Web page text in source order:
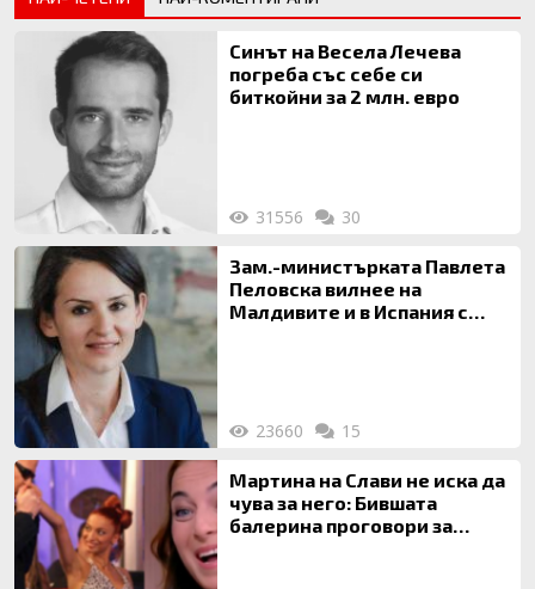
Синът на Весела Лечева
погреба със себе си
биткойни за 2 млн. евро
31556 30
Зам.-министърката Павлета
Пеловска вилнее на
Малдивите и в Испания с
23660 15
Мартина на Слави не иска да
чува за него: Бившата
балерина проговори за